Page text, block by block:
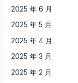
2025 年 6 月
2025 年 5 月
2025 年 4 月
2025 年 3 月
2025 年 2 月